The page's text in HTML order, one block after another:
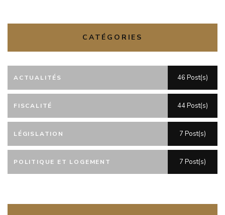
CATÉGORIES
ACTUALITÉS 46 Post(s)
FISCALITÉ 44 Post(s)
LÉGISLATION 7 Post(s)
POLITIQUE ET LOGEMENT 7 Post(s)